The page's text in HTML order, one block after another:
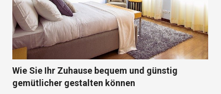
Wie Sie Ihr Zuhause bequem und günstig
gemütlicher gestalten können